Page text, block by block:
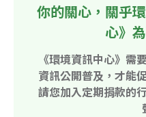
你的關心，關乎
心》
《環境資訊中心》需
資訊公開普及，才能
請您加入定期捐款的